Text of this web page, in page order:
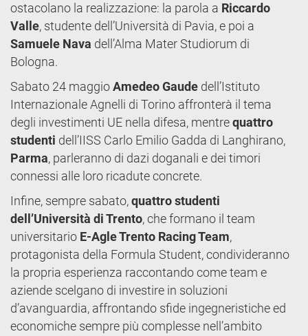
ostacolano la realizzazione: la parola a Riccardo
Valle, studente dell’Università di Pavia, e poi a
Samuele Nava dell’Alma Mater Studiorum di
Bologna.
Sabato 24 maggioAmedeo Gaude dell’Istituto
Internazionale Agnelli di Torino affronterà il tema
degli investimenti UE nella difesa, mentrequattro
studenti dell’IISS Carlo Emilio Gadda di Langhirano,
Parma, parleranno di dazi doganali e dei timori
connessi alle loro ricadute concrete.
Infine, sempre sabato,quattro studenti
dell’Università di Trento, che formano il team
universitario E-Agle Trento Racing Team,
protagonista della Formula Student, condivideranno
la propria esperienza raccontando come team e
aziende scelgano di investire in soluzioni
d’avanguardia, affrontando sfide ingegneristiche ed
economiche sempre più complesse nell’ambito